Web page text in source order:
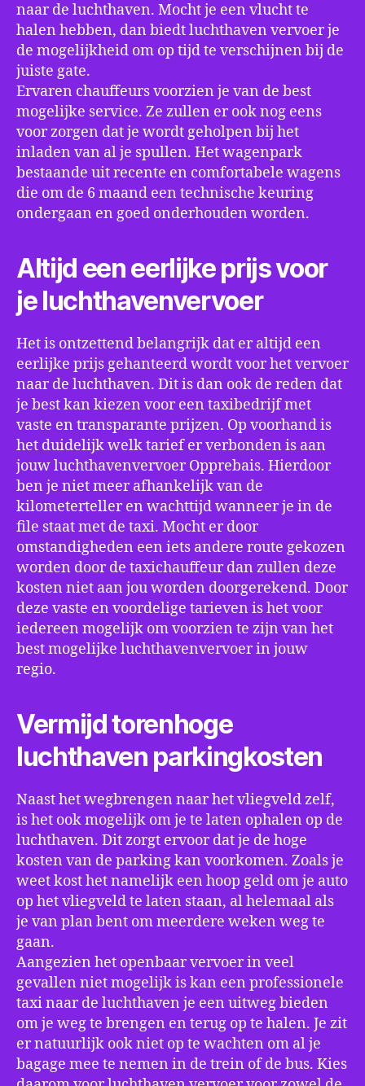
naar de luchthaven. Mocht je een vlucht te
halen hebben, dan biedt luchthaven vervoer je
de mogelijkheid om op tijd te verschijnen bij de
juiste gate.
Ervaren chauffeurs voorzien je van de best
mogelijke service. Ze zullen er ook nog eens
voor zorgen dat je wordt geholpen bij het
inladen van al je spullen. Het wagenpark
bestaande uit recente en comfortabele wagens
die om de 6 maand een technische keuring
ondergaan en goed onderhouden worden.
Altijd een eerlijke prijs voor
je luchthavenvervoer
Het is ontzettend belangrijk dat er altijd een
eerlijke prijs gehanteerd wordt voor het vervoer
naar de luchthaven. Dit is dan ook de reden dat
je best kan kiezen voor een taxibedrijf met
vaste en transparante prijzen. Op voorhand is
het duidelijk welk tarief er verbonden is aan
jouw luchthavenvervoer Opprebais. Hierdoor
ben je niet meer afhankelijk van de
kilometerteller en wachttijd wanneer je in de
file staat met de taxi. Mocht er door
omstandigheden een iets andere route gekozen
worden door de taxichauffeur dan zullen deze
kosten niet aan jou worden doorgerekend. Door
deze vaste en voordelige tarieven is het voor
iedereen mogelijk om voorzien te zijn van het
best mogelijke luchthavenvervoer in jouw
regio.
Vermijd torenhoge
luchthaven parkingkosten
Naast het wegbrengen naar het vliegveld zelf,
is het ook mogelijk om je te laten ophalen op de
luchthaven. Dit zorgt ervoor dat je de hoge
kosten van de parking kan voorkomen. Zoals je
weet kost het namelijk een hoop geld om je auto
op het vliegveld te laten staan, al helemaal als
je van plan bent om meerdere weken weg te
gaan.
Aangezien het openbaar vervoer in veel
gevallen niet mogelijk is kan een professionele
taxi naar de luchthaven je een uitweg bieden
om je weg te brengen en terug op te halen. Je zit
er natuurlijk ook niet op te wachten om al je
bagage mee te nemen in de trein of de bus. Kies